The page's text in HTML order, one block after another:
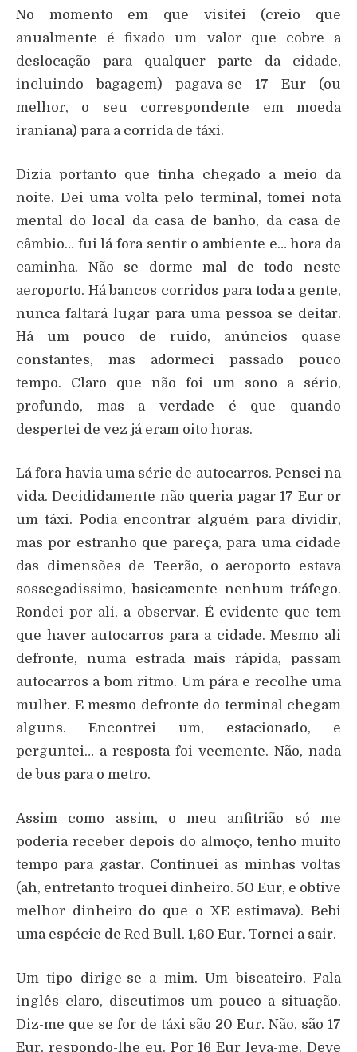
No momento em que visitei (creio que
anualmente é fixado um valor que cobre a
deslocação para qualquer parte da cidade,
incluindo bagagem) pagava-se 17 Eur (ou
melhor, o seu correspondente em moeda
iraniana) para a corrida de táxi.
Dizia portanto que tinha chegado a meio da
noite. Dei uma volta pelo terminal, tomei nota
mental do local da casa de banho, da casa de
câmbio… fui lá fora sentir o ambiente e… hora da
caminha. Não se dorme mal de todo neste
aeroporto. Há bancos corridos para toda a gente,
nunca faltará lugar para uma pessoa se deitar.
Há um pouco de ruido, anúncios quase
constantes, mas adormeci passado pouco
tempo. Claro que não foi um sono a sério,
profundo, mas a verdade é que quando
despertei de vez já eram oito horas.
Lá fora havia uma série de autocarros. Pensei na
vida. Decididamente não queria pagar 17 Eur or
um táxi. Podia encontrar alguém para dividir,
mas por estranho que pareça, para uma cidade
das dimensões de Teerão, o aeroporto estava
sossegadissimo, basicamente nenhum tráfego.
Rondei por ali, a observar. É evidente que tem
que haver autocarros para a cidade. Mesmo ali
defronte, numa estrada mais rápida, passam
autocarros a bom ritmo. Um pára e recolhe uma
mulher. E mesmo defronte do terminal chegam
alguns. Encontrei um, estacionado, e
perguntei… a resposta foi veemente. Não, nada
de bus para o metro.
Assim como assim, o meu anfitrião só me
poderia receber depois do almoço, tenho muito
tempo para gastar. Continuei as minhas voltas
(ah, entretanto troquei dinheiro. 50 Eur, e obtive
melhor dinheiro do que o XE estimava). Bebi
uma espécie de Red Bull. 1,60 Eur. Tornei a sair.
Um tipo dirige-se a mim. Um biscateiro. Fala
inglês claro, discutimos um pouco a situação.
Diz-me que se for de táxi são 20 Eur. Não, são 17
Eur, respondo-lhe eu. Por 16 Eur leva-me. Deve